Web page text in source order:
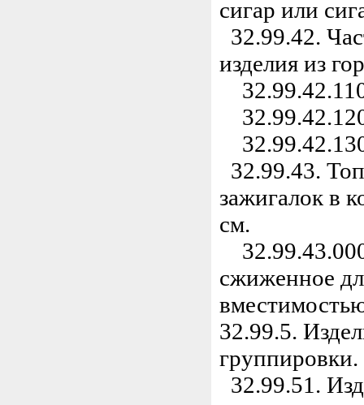
сигар или
32.99.42.
изделия из
32.99.43.
зажигалок в
см.
сжиженное
32.99.5.
группировки.
32.99.51.